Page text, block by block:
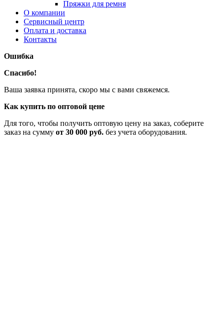
Пряжки для ремня
О компании
Сервисный центр
Оплата и доставка
Контакты
Ошибка
Спасибо!
Ваша заявка принята, скоро мы с вами свяжемся.
Как купить по оптовой цене
Для того, чтобы получить оптовую цену на заказ, соберите
заказ на сумму от 30 000 руб. без учета оборудования.